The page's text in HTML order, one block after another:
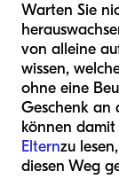
Warten Sie
von alleine
wissen,
ohne eine
Geschenk an
können
Elternzu
diesen Weg